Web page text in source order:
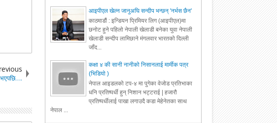
भएपछि….
आइपीएल खेल्न जानुअघि सन्दीप भन्छन् 'नर्भस छैन'
काठमाडौं : इन्डियन प्रिमियर लिग (आइपीएल)मा
छनोट हुने पहिलो नेपाली खेलाडी बनेका युवा नेपाली
खेलाडी सन्दीप लामिछाने मंगलवार भारतको दिल्ली
जाँद...
कक्षा ४ की सानी नानीको निसानलाई मार्मीक पत्र
(भिडियो )
नेपाल आइडलको टप-४ मा पुगेका वेजोड प्रतिभाका
धनि प्रतिष्पर्धी हुन् निशान भट्टराई | हजारौ
प्रतिष्पर्धीलाई पाखा लगाउदै कडा मेहेनेतका साथ
नेपाल ...